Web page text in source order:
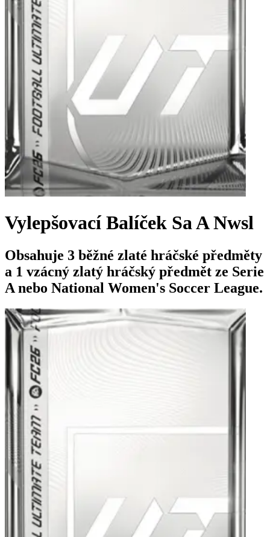
Vylepšovací Balíček Sa A Nwsl
Obsahuje 3 běžné zlaté hráčské předměty
a 1 vzácný zlatý hráčský předmět ze Serie
A nebo National Women's Soccer League.